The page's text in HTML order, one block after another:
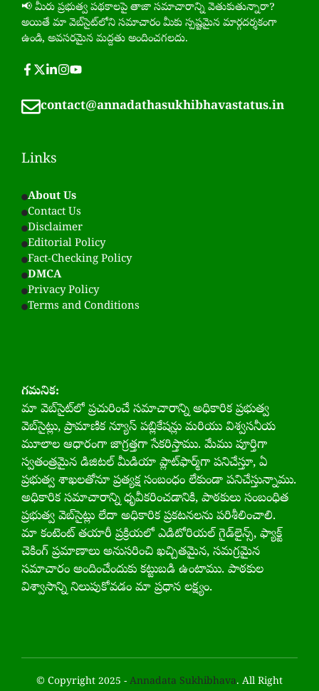
📢 మీరు ప్రభుత్వ పథకాలపై తాజా సమాచారాన్ని వెతుకుతున్నారా?
అయితే మా వెబ్‌సైట్‌లోని సమాచారం మీకు స్పష్టమైన మార్గదర్శకంగా
ఉండి, అవసరమైన మద్దతు అందించగలదు.
contact@annadathasukhibhavastatus.in
Links
About Us
Contact Us
Disclaimer
Editorial Policy
Fact-Checking Policy
DMCA
Privacy Policy
Terms and Conditions
గమనిక:
మా వెబ్‌సైట్‌లో ప్రచురించే సమాచారాన్ని అధికారిక ప్రభుత్వ
వెబ్‌సైట్లు, ప్రామాణిక న్యూస్ పబ్లికేషన్లు మరియు విశ్వసనీయ
మూలాల ఆధారంగా జాగ్రత్తగా సేకరిస్తాము. మేము పూర్తిగా
స్వతంత్రమైన డిజిటల్ మీడియా ప్లాట్‌ఫార్మ్‌గా పనిచేస్తూ, ఏ
ప్రభుత్వ శాఖలతోనూ ప్రత్యక్ష సంబంధం లేకుండా పనిచేస్తున్నాము.
అధికారిక సమాచారాన్ని ధృవీకరించడానికి, పాఠకులు సంబంధిత
ప్రభుత్వ వెబ్‌సైట్లు లేదా అధికారిక ప్రకటనలను పరిశీలించాలి.
మా కంటెంట్‌ తయారీ ప్రక్రియలో ఎడిటోరియల్ గైడ్‌లైన్స్, ఫ్యాక్ట్
చెకింగ్ ప్రమాణాలు అనుసరించి ఖచ్చితమైన, సమగ్రమైన
సమాచారం అందించేందుకు కట్టుబడి ఉంటాము. పాఠకుల
విశ్వాసాన్ని నిలుపుకోవడం మా ప్రధాన లక్ష్యం.
© Copyright 2025 - Annadata Sukhibhava. All Right